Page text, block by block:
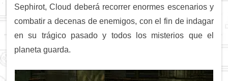
Sephirot, Cloud deberá recorrer enormes escenarios y
combatir a decenas de enemigos, con el fin de indagar
en su trágico pasado y todos los misterios que el
planeta guarda.